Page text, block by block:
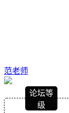
范老师
论坛等
级